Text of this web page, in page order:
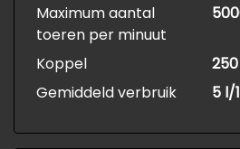
Maximum aantal
toeren per minuut
Koppel
Gemiddeld verbruik
5 l/